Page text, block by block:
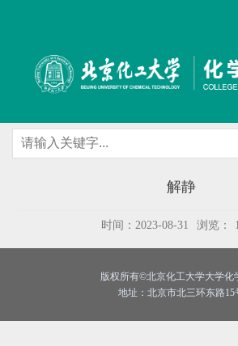
解静
时间：2023-08-31 浏览：
版权所有©北京化工大学大学化
地址：北京市北三环东路15